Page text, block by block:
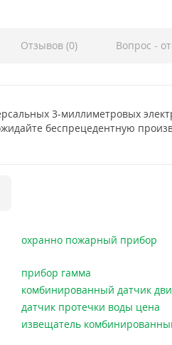
Отзывов (0) Вопрос -
3-миллиметровых
беспрецедентную
охранно пожарный прибор
прибор гамма
комбинированный датчик
датчик протечки воды цена
извещатель